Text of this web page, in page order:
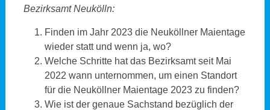
Bezirksamt Neukölln:
Finden im Jahr 2023 die Neuköllner Maientage
wieder statt und wenn ja, wo?
Welche Schritte hat das Bezirksamt seit Mai
2022 wann unternommen, um einen Standort
für die Neuköllner Maientage 2023 zu finden?
Wie ist der genaue Sachstand bezüglich der